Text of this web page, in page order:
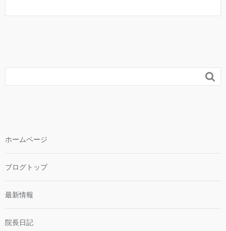

ホームページ
ブログトップ
最新情報
院長日記